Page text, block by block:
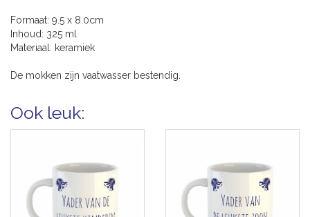
Formaat: 9.5 x 8.0cm
Inhoud: 325 ml
Materiaal: keramiek
De mokken zijn vaatwasser bestendig.
Ook leuk: